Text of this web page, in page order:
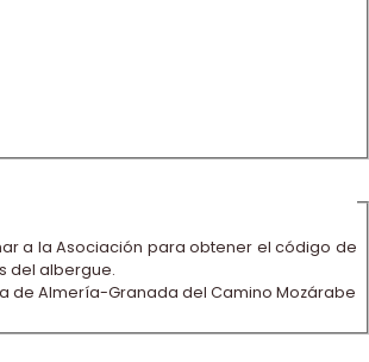
a la Asociación para obtener el código de
del albergue.
de Almería-Granada del Camino Mozárabe